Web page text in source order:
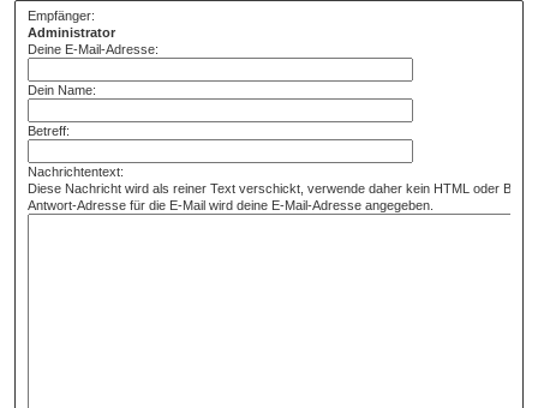
Empfänger:
Administrator
Deine E-Mail-Adresse:
Dein Name:
Betreff:
Nachrichtentext:
Diese Nachricht wird als reiner Text verschickt, verwende daher kein HTML oder
Antwort-Adresse für die E-Mail wird deine E-Mail-Adresse angegeben.